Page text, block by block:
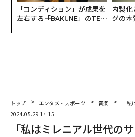
「コンディション」が成果を
左右する――「BAKUNE」のTEN
内製化
グの
トップ エンタメ・スポーツ 音楽
「
2024.05.29 14:15
「私はミレニアル世代の